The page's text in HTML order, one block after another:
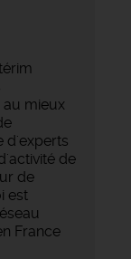
mieux
d'experts
de
de
est
France